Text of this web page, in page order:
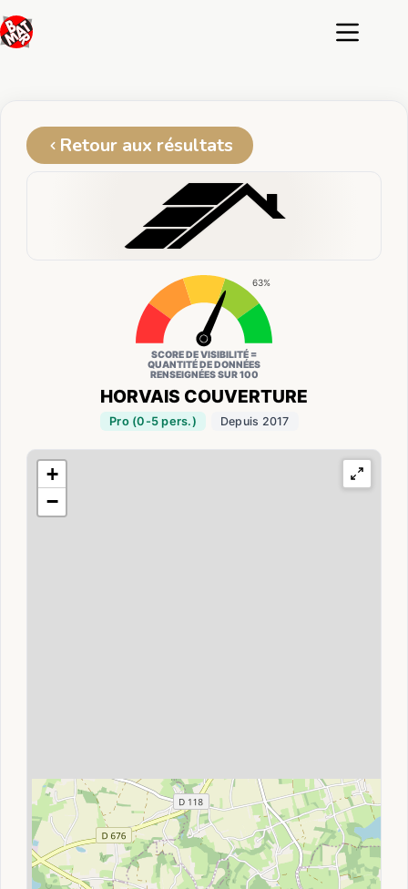
au
contenu
Retour aux résultats
HORVAIS COUVERTURE
Pro (0-5 pers.) Depuis 2017
63%
SCORE DE VISIBILITÉ =
QUANTITÉ DE DONNÉES
RENSEIGNÉES SUR 100
+
−